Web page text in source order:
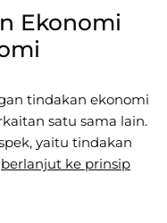
Ekonomi
tindakan ekonomi
satu sama lain.
yaitu tindakan
berlanjut ke prinsip